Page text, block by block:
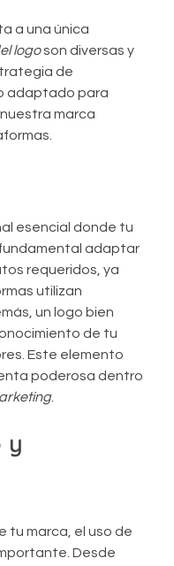
a una única
logoson diversas y
de
adaptado para
marca
esencial donde tu
adaptar
requeridos, ya
utilizan
un logo bien
de tu
Este elemento
poderosa dentro
.
y
tu marca, el uso de
Desde